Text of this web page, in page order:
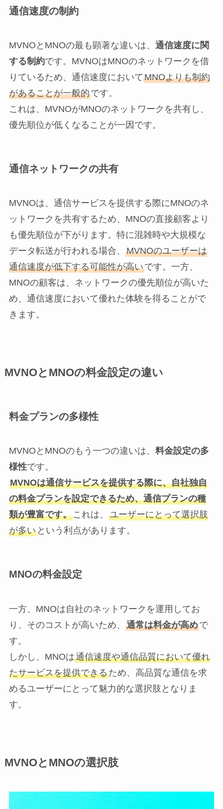
通信速度の制約
MVNOとMNOの最も顕著な違いは、 通信速度に関
する制約です。MVNOはMNOのネットワークを借
りているため、通信速度においてMNOよりも制約
があることが一般的です。
これは、MVNOがMNOのネットワークを共有し、
優先順位が低くなることが一因です。
通信ネットワークの共有
MVNOは、通信サービスを提供する際にMNOのネ
ットワークを共有するため、MNOの直接顧客より
も優先順位が下がります。特に混雑時や大規模な
データ転送が行われる場合、 MVNOのユーザーは
通信速度が低下する可能性が高いです。一方、
MNOの顧客は、ネットワークの優先順位が高いた
め、通信速度において優れた体験を得ることがで
きます。
MVNOとMNOの料金設定の違い
料金プランの多様性
MVNOとMNOのもう一つの違いは、 料金設定の多
様性です。
MVNOは通信サービスを提供する際に、自社独自
の料金プランを設定できるため、通信プランの種
類が豊富です。これは、 ユーザーにとって選択肢
が多いという利点があります。
MNOの料金設定
一方、MNOは自社のネットワークを運用してお
り、そのコストが高いため、 通常は料金が高めで
す。
しかし、MNOは通信速度や通信品質において優れ
たサービスを提供できるため、高品質な通信を求
めるユーザーにとって魅力的な選択肢となりま
す。
MVNOとMNOの選択肢